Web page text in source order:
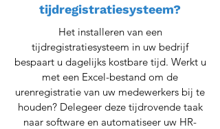
tijdregistratiesysteem?
Het installeren van een
tijdregistratiesysteem in uw bedrijf
bespaart u dagelijks kostbare tijd. Werkt u
met een Excel-bestand om de
urenregistratie van uw medewerkers bij te
houden? Delegeer deze tijdrovende taak
naar software en automatiseer uw HR-